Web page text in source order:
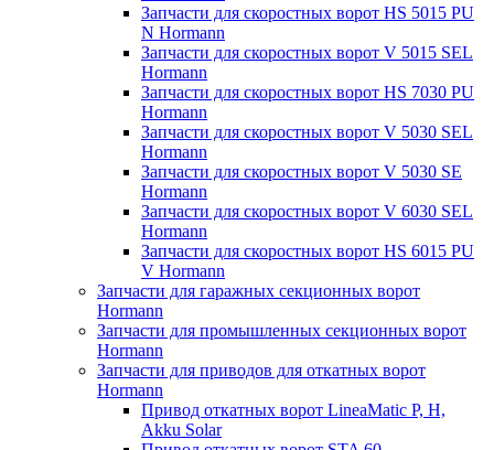
Запчасти для скоростных ворот HS 5015 PU
N Hormann
Запчасти для скоростных ворот V 5015 SEL
Hormann
Запчасти для скоростных ворот HS 7030 PU
Hormann
Запчасти для скоростных ворот V 5030 SEL
Hormann
Запчасти для скоростных ворот V 5030 SE
Hormann
Запчасти для скоростных ворот V 6030 SEL
Hormann
Запчасти для скоростных ворот HS 6015 PU
V Hormann
Запчасти для гаражных секционных ворот
Hormann
Запчасти для промышленных секционных ворот
Hormann
Запчасти для приводов для откатных ворот
Hormann
Привод откатных ворот LineaMatic P, H,
Akku Solar